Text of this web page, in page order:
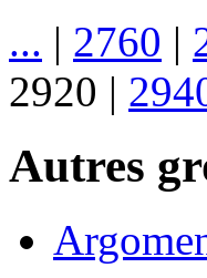
... | 2760 |
2920 |
Autres